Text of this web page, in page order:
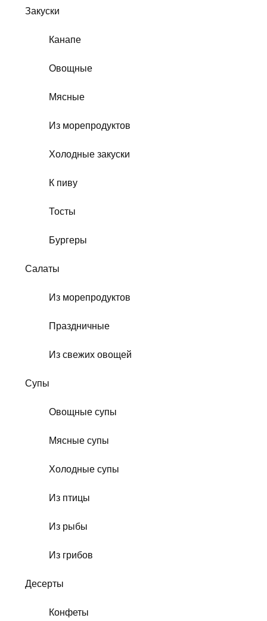
Закуски
Канапе
Овощные
Мясные
Из морепродуктов
Холодные закуски
К пиву
Тосты
Бургеры
Салаты
Из морепродуктов
Праздничные
Из свежих овощей
Супы
Овощные супы
Мясные супы
Холодные супы
Из птицы
Из рыбы
Из грибов
Десерты
Конфеты